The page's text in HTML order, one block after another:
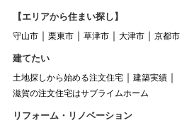
【エリアから住まい探し】
守山市 栗東市 草津市 大津市 京都市
建てたい
土地探しから始める注文住宅
建築実績
滋賀の注文住宅はサブライムホーム
リフォーム・リノベーション